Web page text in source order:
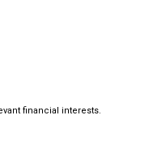
financial interests.